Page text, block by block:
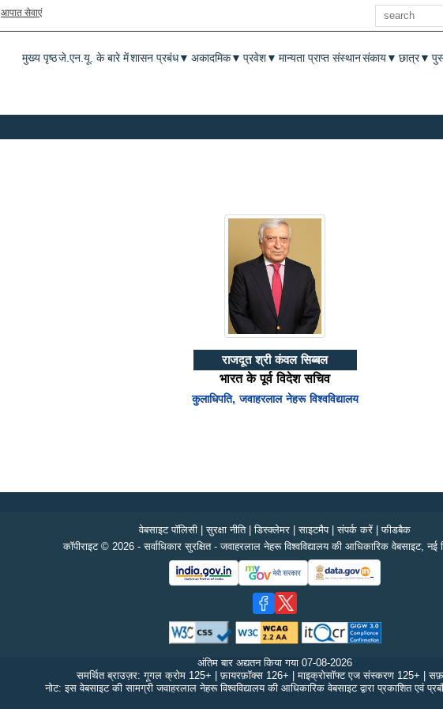
आपात सेवाएं
खोज
Main menu
मुख्य पृष्ठजे.एन.यू. के बारे मेंशासन प्रबंध▼ अकादमिक▼ प्रवेश▼ मान्यता प्राप्त संस्थानसंकाय▼ छात्र▼
राजदूत श्री कंवल सिब्बल
भारत के पूर्व विदेश सचिव
कुलाधिपति, जवाहरलाल नेहरू विश्वविद्यालय
वेबसाइट पॉलिसी |सुरक्षा नीति|डिस्क्लेमर |साइटमैप|संपर्क करें |फीडबैक
कॉपीराइट © 2026 - सर्वाधिकार सुरक्षित - जवाहरलाल नेहरू विश्वविद्यालय की आधिकारिक वेबसाइट, नई
अंतिम बार अद्यतन किया गया 07-08-2026
समर्थित ब्राउज़र: गूगल क्रोम 125+ | फ़ायरफ़ॉक्स 126+ | माइक्रोसॉफ्ट एज संस्करण 125+ |
नोट: इस वेबसाइट की सामग्री जवाहरलाल नेहरू विश्वविद्यालय की आधिकारिक वेबसाइट द्वारा प्रकाशित एवं